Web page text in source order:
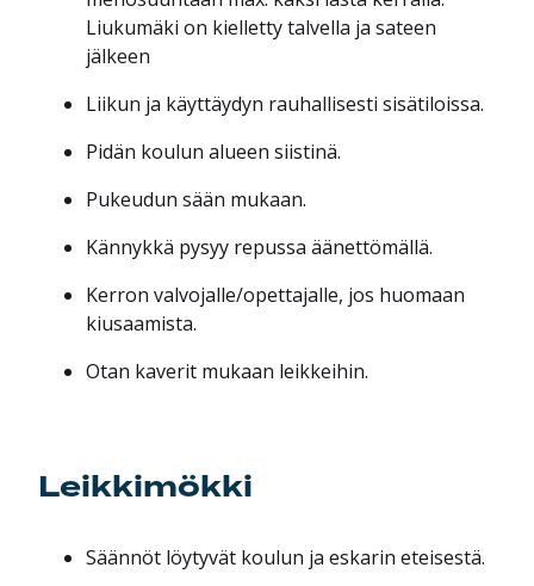
Liukumäki on kielletty talvella ja sateen
jälkeen
Liikun ja käyttäydyn rauhallisesti sisätiloissa.
Pidän koulun alueen siistinä.
Pukeudun sään mukaan.
Kännykkä pysyy repussa äänettömällä.
Kerron valvojalle/opettajalle, jos huomaan
kiusaamista.
Otan kaverit mukaan leikkeihin.
Leikkimökki
Säännöt löytyvät koulun ja eskarin eteisestä.